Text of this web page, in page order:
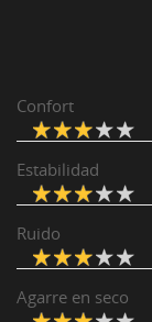
Confort
Estabilidad
Ruido
Agarre en seco